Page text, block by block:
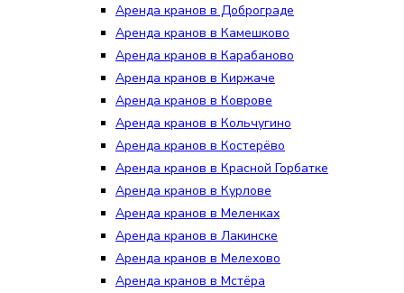
Аренда кранов в Доброграде
Аренда кранов в Камешково
Аренда кранов в Карабаново
Аренда кранов в Киржаче
Аренда кранов в Коврове
Аренда кранов в Кольчугино
Аренда кранов в Костерёво
Аренда кранов в Красной Горбатке
Аренда кранов в Курлове
Аренда кранов в Меленках
Аренда кранов в Лакинске
Аренда кранов в Мелехово
Аренда кранов в Мстёра